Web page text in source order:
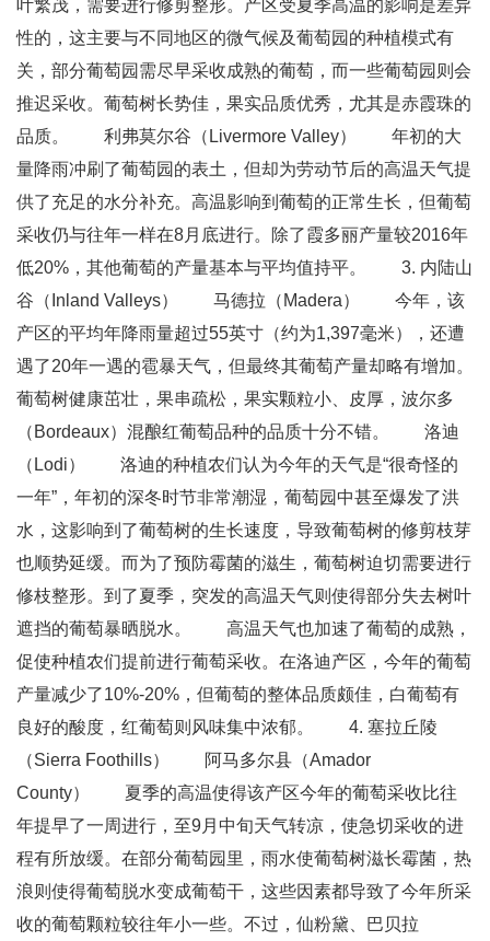
叶繁茂，需要进行修剪整形。产区受夏季高温的影响是差异
性的，这主要与不同地区的微气候及葡萄园的种植模式有
关，部分葡萄园需尽早采收成熟的葡萄，而一些葡萄园则会
推迟采收。葡萄树长势佳，果实品质优秀，尤其是赤霞珠的
品质。 利弗莫尔谷（Livermore Valley） 年初的大
量降雨冲刷了葡萄园的表土，但却为劳动节后的高温天气提
供了充足的水分补充。高温影响到葡萄的正常生长，但葡萄
采收仍与往年一样在8月底进行。除了霞多丽产量较2016年
低20%，其他葡萄的产量基本与平均值持平。 3. 内陆山
谷（Inland Valleys） 马德拉（Madera） 今年，该
产区的平均年降雨量超过55英寸（约为1,397毫米），还遭
遇了20年一遇的雹暴天气，但最终其葡萄产量却略有增加。
葡萄树健康茁壮，果串疏松，果实颗粒小、皮厚，波尔多
（Bordeaux）混酿红葡萄品种的品质十分不错。 洛迪
（Lodi） 洛迪的种植农们认为今年的天气是“很奇怪的
一年”，年初的深冬时节非常潮湿，葡萄园中甚至爆发了洪
水，这影响到了葡萄树的生长速度，导致葡萄树的修剪枝芽
也顺势延缓。而为了预防霉菌的滋生，葡萄树迫切需要进行
修枝整形。到了夏季，突发的高温天气则使得部分失去树叶
遮挡的葡萄暴晒脱水。 高温天气也加速了葡萄的成熟，
促使种植农们提前进行葡萄采收。在洛迪产区，今年的葡萄
产量减少了10%-20%，但葡萄的整体品质颇佳，白葡萄有
良好的酸度，红葡萄则风味集中浓郁。 4. 塞拉丘陵
（Sierra Foothills） 阿马多尔县（Amador
County） 夏季的高温使得该产区今年的葡萄采收比往
年提早了一周进行，至9月中旬天气转凉，使急切采收的进
程有所放缓。在部分葡萄园里，雨水使葡萄树滋长霉菌，热
浪则使得葡萄脱水变成葡萄干，这些因素都导致了今年所采
收的葡萄颗粒较往年小一些。不过，仙粉黛、巴贝拉